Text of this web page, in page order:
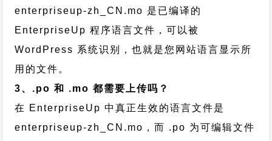
enterpriseup-zh_CN.mo 是已编译的
EnterpriseUp 程序语言文件，可以被
WordPress 系统识别，也就是您网站语言显示所
用的文件。
3、.po 和 .mo 都需要上传吗？
在 EnterpriseUp 中真正生效的语言文件是
enterpriseup-zh_CN.mo，而 .po 为可编辑文件